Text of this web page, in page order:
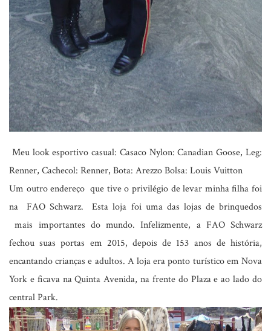
Meu look esportivo casual: Casaco Nylon: Canadian Goose, Leg:
Renner, Cachecol: Renner, Bota: Arezzo Bolsa: Louis Vuitton
Um outro endereço que tive o privilégio de levar minha filha foi
na FAO Schwarz. Esta loja foi uma das lojas de brinquedos
mais importantes do mundo. Infelizmente, a FAO Schwarz
fechou suas portas em 2015, depois de 153 anos de história,
encantando crianças e adultos. A loja era ponto turístico em Nova
York e ficava na Quinta Avenida, na frente do Plaza e ao lado do
central Park.